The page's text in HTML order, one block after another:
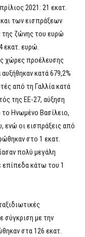
2021: 21 εκατ.
των εισπράξεων
ζώνης του ευρώ
εκατ. ευρώ.
χώρες προέλευσης
κατά 679,2%
από τη Γαλλία κατά
της ΕΕ-27, αύξηση
το Ηνωμένο Βασίλειο,
ενώ οι εισπράξεις από
στο 1 εκατ.
πολύ μεγάλη
επίπεδα κάτω του 1
σύγκριση με την
στα 126 εκατ.